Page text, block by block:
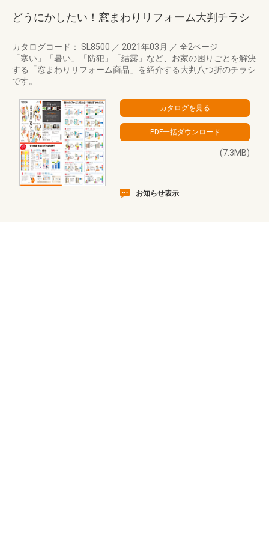
どうにかしたい！窓まわりリフォーム大判チラシ
カタログコード： SL8500 ／ 2021年03月 ／ 全2ページ
「寒い」「暑い」「防犯」「結露」など、お家の困りごとを解決
する「窓まわりリフォーム商品」を紹介する大判八つ折のチラシ
です。
(7.3MB)
お知らせ表示